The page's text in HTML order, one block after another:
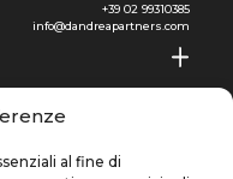
al fine di
+39 02 99310385
info@dandreapartners.com